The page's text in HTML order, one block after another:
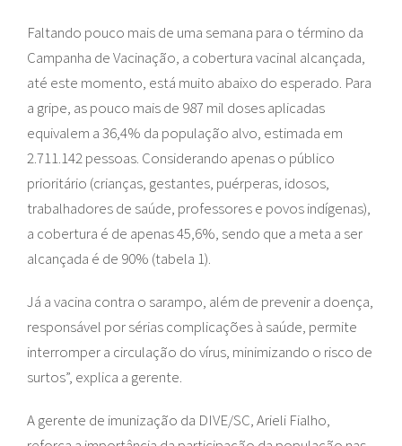
Faltando pouco mais de uma semana para o término da
Campanha de Vacinação, a cobertura vacinal alcançada,
até este momento, está muito abaixo do esperado. Para
a gripe, as pouco mais de 987 mil doses aplicadas
equivalem a 36,4% da população alvo, estimada em
2.711.142 pessoas. Considerando apenas o público
prioritário (crianças, gestantes, puérperas, idosos,
trabalhadores de saúde, professores e povos indígenas),
a cobertura é de apenas 45,6%, sendo que a meta a ser
alcançada é de 90% (tabela 1).
Já a vacina contra o sarampo, além de prevenir a doença,
responsável por sérias complicações à saúde, permite
interromper a circulação do vírus, minimizando o risco de
surtos”, explica a gerente.
A gerente de imunização da DIVE/SC, Arieli Fialho,